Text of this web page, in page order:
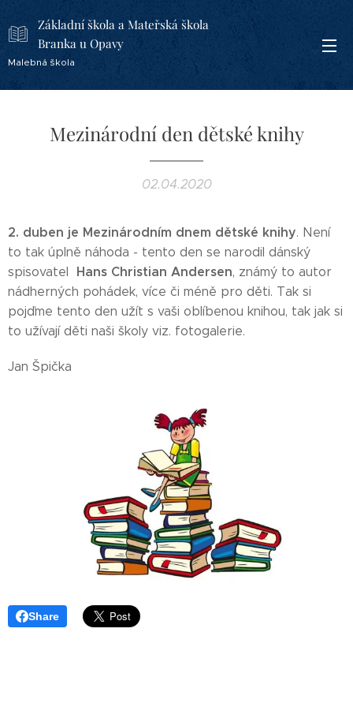
Základní škola a Mateřská škola
Branka u Opavy
Malebná škola
Mezinárodní den dětské knihy
02.04.2020
2. duben je Mezinárodním dnem dětské knihy. Není
to tak úplně náhoda - tento den se narodil dánský
spisovatel Hans Christian Andersen, známý to autor
nádherných pohádek, více či méně pro děti. Tak si
pojďme tento den užít s vaši oblíbenou knihou, tak jak si
to užívají děti naši školy viz. fotogalerie.
Jan Špička
Share